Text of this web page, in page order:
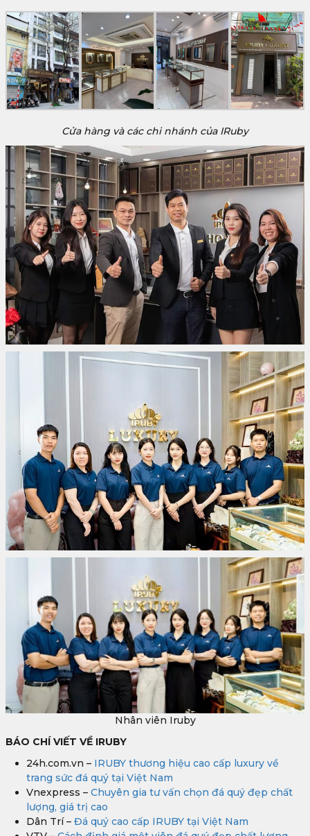
Cửa hàng và các chi nhánh của IRuby
Nhân viên Iruby
BÁO CHÍ VIẾT VỀ IRUBY
24h.com.vn – IRUBY thương hiệu cao cấp luxury về
trang sức đá quý tại Việt Nam
Vnexpress – Chuyên gia tư vấn chọn đá quý đẹp chất
lượng, giá trị cao
Dân Trí – Đá quý cao cấp IRUBY tại Việt Nam